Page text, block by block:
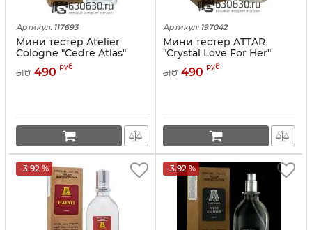
Артикул: 117693
Мини тестер Atelier
Cologne "Cedre Atlas"
(ОАЭ) 67 ml
510 490 руб
Артикул: 197042
Мини тестер ATTAR
"Crystal Love For Her"
(ОАЭ) 67 ml
510 490 руб
-3.92 % -3.92 %